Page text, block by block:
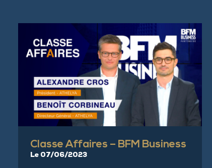
Classe Affaires – BFM Business
Le 07/06/2023